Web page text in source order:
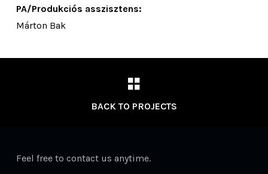
PA/Produkciós asszisztens:
Márton Bak
BACK TO PROJECTS
Feel free to contact us anytime.